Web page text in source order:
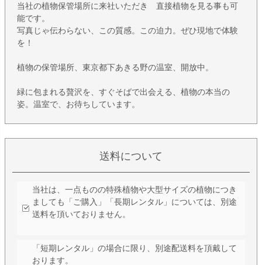
当社の植物保管場所に来社いただき 直接植物を見る事も可
能です。
写真じゃ伝わらない、この質感。この迫力。ぜひ現地で体験
を！
植物の保管場所、東京都下あきる野の温室、開放中。
緑に包まれる贅沢を、すぐそばで出会える、植物の本当の
姿。温室で、お待ちしています。
送料について
当社は、一点ものの特殊植物や大型サイズの植物につき
ましても「ご購入」「長期レンタル」については、別途
送料を頂いておりません。
「短期レンタル」の場合に限り、別途配送料を頂戴して
おります。